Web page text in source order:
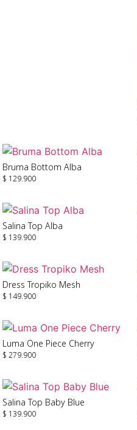
Bruma Bottom Alba
$ 129.900
Salina Top Alba
$ 139.900
Dress Tropiko Mesh
$ 149.900
Luma One Piece Cherry
$ 279.900
Salina Top Baby Blue
$ 139.900